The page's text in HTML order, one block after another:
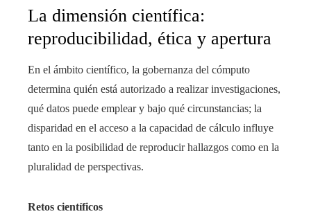
La dimensión científica:
reproducibilidad, ética y apertura
En el ámbito científico, la gobernanza del cómputo
determina quién está autorizado a realizar investigaciones,
qué datos puede emplear y bajo qué circunstancias; la
disparidad en el acceso a la capacidad de cálculo influye
tanto en la posibilidad de reproducir hallazgos como en la
pluralidad de perspectivas.
Retos científicos